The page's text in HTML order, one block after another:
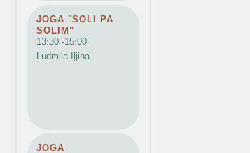
JOGA "SOLI PA
SOLIM"
13:30 -15:00
Ludmila Iļjina
JOGA